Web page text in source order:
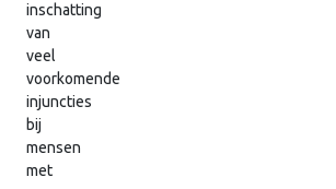
inschatting
van
veel
voorkomende
injuncties
bij
mensen
met